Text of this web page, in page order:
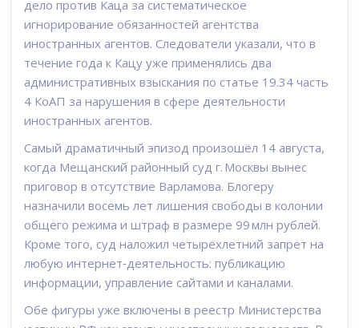
дело против Каца за систематическое
игнорирование обязанностей агентства
иностранных агентов. Следователи указали, что в
течение года к Кацу уже применялись два
административных взыскания по статье 19.34 часть
4 КоАП за нарушения в сфере деятельности
иностранных агентов.
Самый драматичный эпизод произошёл 14 августа,
когда Мещанский районный суд г. Москвы вынес
приговор в отсутствие Варламова. Блогеру
назначили восемь лет лишения свободы в колонии
общего режима и штраф в размере 99 млн рублей.
Кроме того, суд наложил четырёхлетний запрет на
любую интернет‑деятельность: публикацию
информации, управление сайтами и каналами.
Обе фигуры уже включены в реестр Министерства